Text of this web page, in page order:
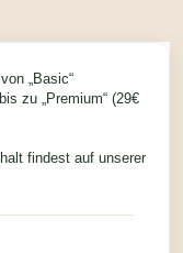
„Basic“
zu „Premium“ (29€
findest auf unserer